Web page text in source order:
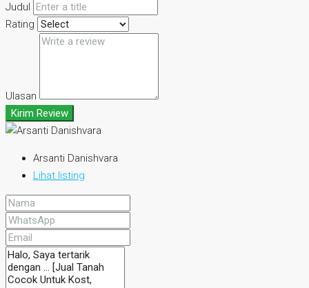
Judul
Rating
Ulasan
Kirim Review
Arsanti Danishvara
Lihat listing